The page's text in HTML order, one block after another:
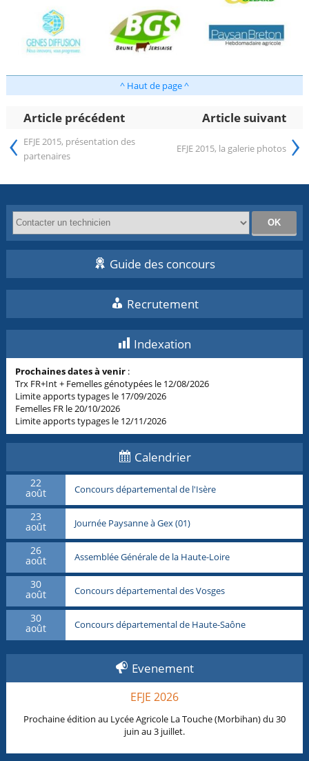
^ Haut de page ^
Article précédent Article suivant
‹ EFJE 2015, présentation des
partenaires
EFJE 2015, la galerie photos ›
Guide des concours
Recrutement
Indexation
Prochaines dates à venir :
Trx FR+Int + Femelles génotypées le 12/08/2026
Limite apports typages le 17/09/2026
Femelles FR le 20/10/2026
Limite apports typages le 12/11/2026
Calendrier
22
août Concours départemental de l'Isère
23
août Journée Paysanne à Gex (01)
26
août Assemblée Générale de la Haute-Loire
30
août Concours départemental des Vosges
30
août Concours départemental de Haute-Saône
Evenement
EFJE 2026
Prochaine édition au Lycée Agricole La Touche (Morbihan) du 30
juin au 3 juillet.